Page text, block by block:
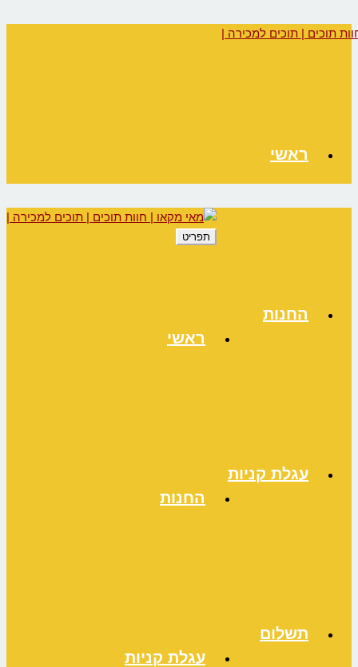
ראשי
החנות
עגלת קניות
תשלום
תפריט
ראשי
החנות
עגלת קניות